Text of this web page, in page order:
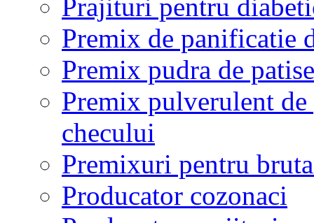
Prajituri pentru
Premix de panificatie
Premix pudra de
Premix pulverulent
checului
Premixuri pentru
Producator cozonaci